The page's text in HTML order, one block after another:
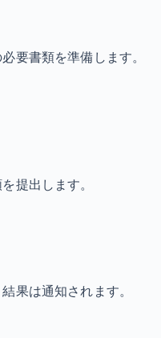
要書類を準備します。
提出します。
果は通知されます。